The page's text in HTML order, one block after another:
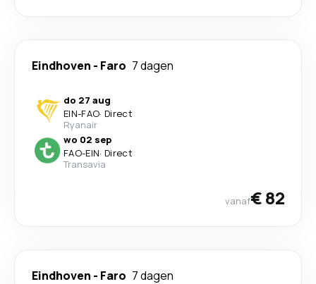
Eindhoven - Faro 7 dagen
do 27 aug
EIN-FAO· Direct
Ryanair
wo 02 sep
FAO-EIN· Direct
Transavia
vanaf€ 82
Eindhoven - Faro 7 dagen